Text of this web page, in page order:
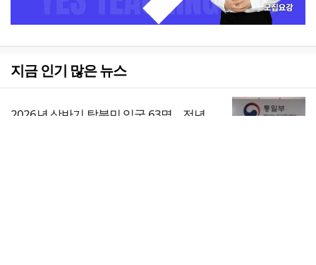
지금 인기 많은 뉴스
2026년 상반기 탈북민 입국 63명… 전년